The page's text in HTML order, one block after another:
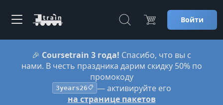
Войти
🎉 Coursetrain 3 года! Спасибо, что вы с
нами. В честь праздника дарим скидку 50% по
промокоду
3years26📋 — активируйте его
на странице пакетов